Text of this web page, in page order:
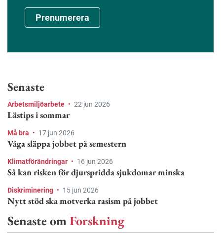
Prenumerera
Senaste
Arbetsmiljöarbete • 22 jun 2026
Lästips i sommar
Må bra • 17 jun 2026
Våga släppa jobbet på semestern
Klimatförändringar • 16 jun 2026
Så kan risken för djurspridda sjukdomar minska
Diskriminering • 15 jun 2026
Nytt stöd ska motverka rasism på jobbet
Senaste omForskning